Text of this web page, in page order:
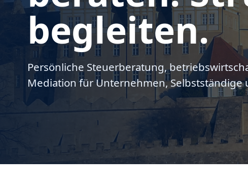
begleiten.
Persönliche Steuerberatung,
Mediation für Unternehmen, Selbstständige